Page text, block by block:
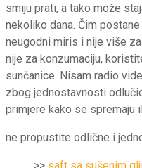
smiju prati, a tako može
nekoliko dana. Čim
neugodni miris i nije više
nije za konzumaciju,
sunčanice. Nisam radio
zbog jednostavnosti
primjere kako se spremaju
ne propustite odlične i